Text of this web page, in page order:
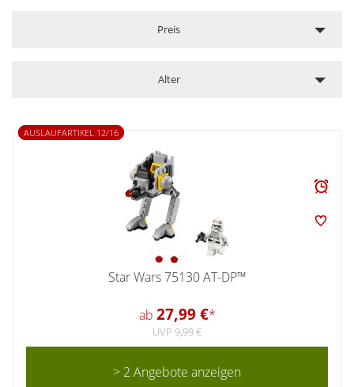
Preis
Alter
AUSLAUFARTIKEL 12/16
Star Wars 75130 AT-DP™
ab 27,99 €*
UVP 9,99 €
> 2 Angebote anzeigen